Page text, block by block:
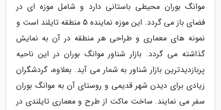
موانگ بوران محیطی باستانی دارد و شامل موزه ای در
فضای باز می گردد. این موزه نماینده 5 منطقه تایلند است و
نمونه های معماری و طراحی هر منطقه در آن به نمایش
گذاشته می گردد. بازار شناور موانگ بوران در این ناحیه
پربازدیدترین بازار شناور به شمار می آید. بعلاوه، گردشگران
زیادی برای دیدن شهر قدیمی و روستای آن به موانگ بوران
سفر می نمایند. ساخت ماکت از طرح و معماری تایلندی در